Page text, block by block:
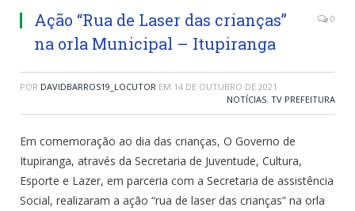
Ação “Rua de Laser das crianças”
na orla Municipal – Itupiranga
0
POR DAVIDBARROS19_LOCUTOR EM 14 DE OUTUBRO DE 2021
NOTÍCIAS, TV PREFEITURA
Em comemoração ao dia das crianças, O Governo de
Itupiranga, através da Secretaria de Juventude, Cultura,
Esporte e Lazer, em parceria com a Secretaria de assistência
Social, realizaram a ação “rua de laser das crianças” na orla